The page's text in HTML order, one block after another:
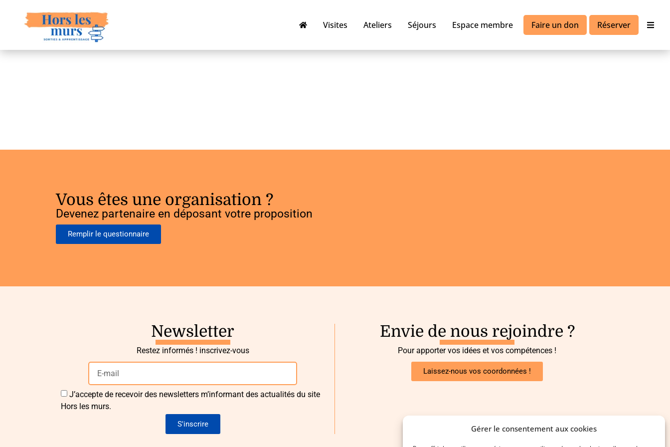
Gérer le consentement aux cookies
Visites Ateliers Séjours Espace membre Faire un don Réserver
Vous êtes une organisation ?
Devenez partenaire en déposant votre proposition
Remplir le questionnaire
Newsletter
Restez informés ! inscrivez-vous
J’accepte de recevoir des newsletters m’informant des actualités du site
Hors les murs.
S'inscrire
Envie de nous rejoindre ?
Pour apporter vos idées et vos compétences !
Laissez-nous vos coordonnées !